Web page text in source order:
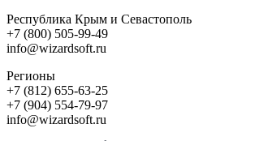
Республика Крым и Севастополь
+7 (800) 505-99-49
info@wizardsoft.ru
Регионы
+7 (812) 655-63-25
+7 (904) 554-79-97
info@wizardsoft.ru